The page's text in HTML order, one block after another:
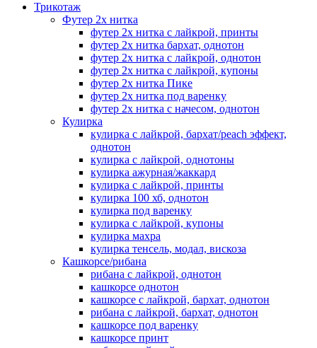
Трикотаж
Футер 2х нитка
футер 2х нитка с лайкрой, принты
футер 2х нитка бархат, однотон
футер 2х нитка с лайкрой, однотон
футер 2х нитка с лайкрой, купоны
футер 2х нитка Пике
футер 2х нитка под варенку
футер 2х нитка с начесом, однотон
Кулирка
кулирка с лайкрой, бархат/peach эффект,
однотон
кулирка с лайкрой, однотоны
кулирка ажурная/жаккард
кулирка с лайкрой, принты
кулирка 100 хб, однотон
кулирка под варенку
кулирка с лайкрой, купоны
кулирка махра
кулирка тенсель, модал, вискоза
Кашкорсе/рибана
рибана с лайкрой, однотон
кашкорсе однотон
кашкорсе с лайкрой, бархат, однотон
рибана с лайкрой, бархат, однотон
кашкорсе под варенку
кашкорсе принт